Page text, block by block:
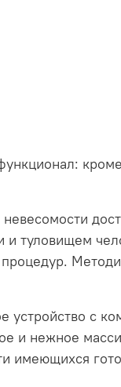
туловищем
устройство с
и нежное
имеющихся